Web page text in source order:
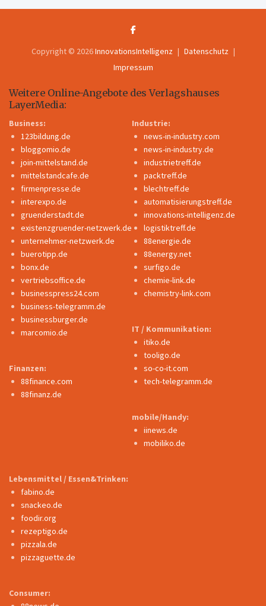
Copyright © 2026InnovationsIntelligenz
Datenschutz
Impressum
Weitere Online-Angebote des Verlagshauses
LayerMedia:
Business:
123bildung.de
bloggomio.de
join-mittelstand.de
mittelstandcafe.de
firmenpresse.de
interexpo.de
gruenderstadt.de
existenzgruender-netzwerk.de
unternehmer-netzwerk.de
buerotipp.de
bonx.de
vertriebsoffice.de
businesspress24.com
business-telegramm.de
businessburger.de
marcomio.de
Finanzen:
88finance.com
88finanz.de
Industrie:
news-in-industry.com
news-in-industry.de
industrietreff.de
packtreff.de
blechtreff.de
automatisierungstreff.de
innovations-intelligenz.de
logistiktreff.de
88energie.de
88energy.net
surfigo.de
chemie-link.de
chemistry-link.com
IT / Kommunikation:
itiko.de
tooligo.de
so-co-it.com
tech-telegramm.de
mobile/Handy:
iinews.de
mobiliko.de
Lebensmittel / Essen&Trinken:
fabino.de
snackeo.de
foodir.org
rezeptigo.de
pizzala.de
pizzaguette.de
Consumer: